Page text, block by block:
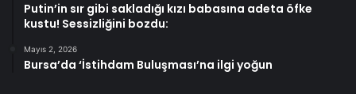
Putin’in sır gibi sakladığı kızı babasına adeta öfke
kustu! Sessizliğini bozdu:
Mayıs 2, 2026
Bursa’da ‘İstihdam Buluşması’na ilgi yoğun